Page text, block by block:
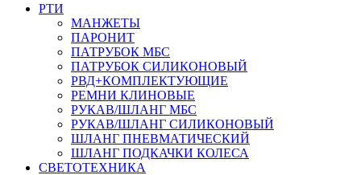
РТИ
МАНЖЕТЫ
ПАРОНИТ
ПАТРУБОК МБС
ПАТРУБОК СИЛИКОНОВЫЙ
РВД+КОМПЛЕКТУЮЩИЕ
РЕМНИ КЛИНОВЫЕ
РУКАВ/ШЛАНГ МБС
РУКАВ/ШЛАНГ СИЛИКОНОВЫЙ
ШЛАНГ ПНЕВМАТИЧЕСКИЙ
ШЛАНГ ПОДКАЧКИ КОЛЕСА
СВЕТОТЕХНИКА